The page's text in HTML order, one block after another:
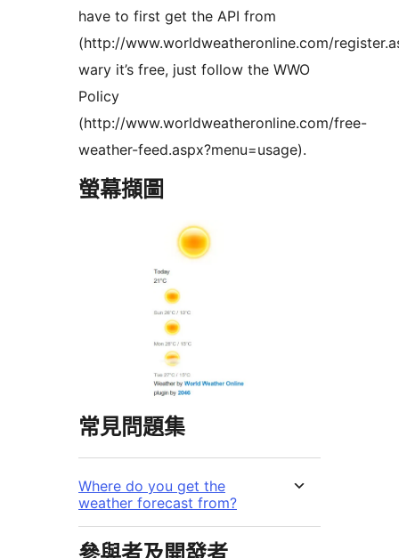
have to first get the API from
(http://www.worldweatheronline.com/
wary it’s free, just follow the WWO
Policy
(http://www.worldweatheronline.com/free-
weather-feed.aspx?menu=usage).
螢幕擷圖
常見問題集
Where do you get the
weather forecast from?